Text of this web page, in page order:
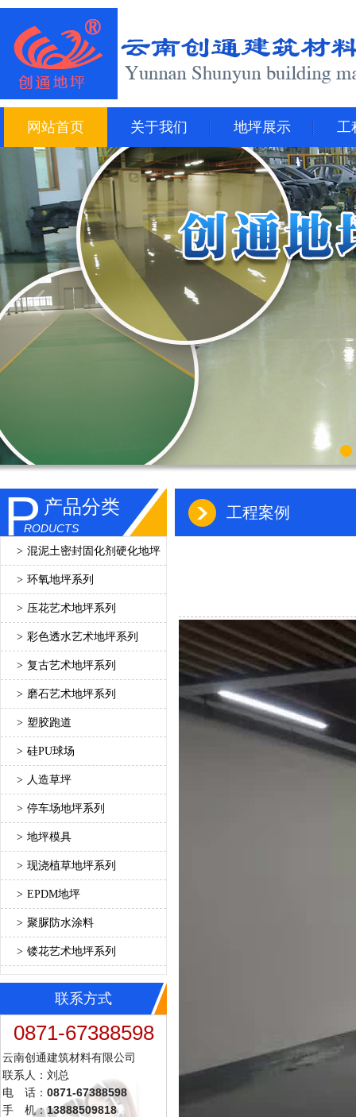
网站首页 关于我们 地坪展示 工
P产品分类
RODUCTS
> 混泥土密封固化剂硬化地坪
> 环氧地坪系列
> 压花艺术地坪系列
> 彩色透水艺术地坪系列
> 复古艺术地坪系列
> 磨石艺术地坪系列
> 塑胶跑道
> 硅PU球场
> 人造草坪
> 停车场地坪系列
> 地坪模具
> 现浇植草地坪系列
> EPDM地坪
> 聚脲防水涂料
> 镂花艺术地坪系列
联系方式
0871-67388598
云南创通建筑材料有限公司
联系人：刘总
电 话： 0871-67388598
手 机：13888509818
工程案例